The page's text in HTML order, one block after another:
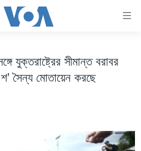
যুক্তরাষ্ট্রের সীমান্ত বরাবর
সৈন্য মোতায়েন করছে